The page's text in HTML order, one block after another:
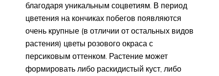
благодаря уникальным соцветиям. В период
цветения на кончиках побегов появляются
очень крупные (в отличии от остальных видов
растения) цветы розового окраса с
персиковым оттенком. Растение может
формировать либо раскидистый куст, либо